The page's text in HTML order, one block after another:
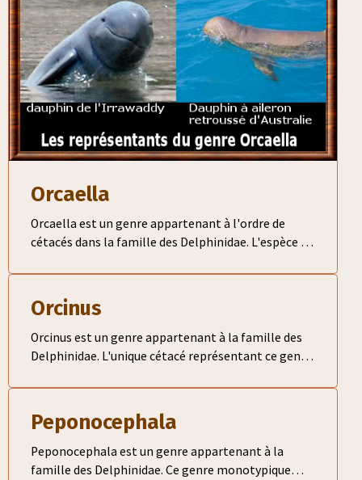
Orcaella
Orcaella est un genre appartenant à l'ordre de
cétacés dans la famille des Delphinidae. L'espèce la
brevirostris)
Orcinus
Orcinus est un genre appartenant à la famille des
Delphinidae. L'unique cétacé représentant ce genre
épaulard
Peponocephala
Peponocephala est un genre appartenant à la
famille des Delphinidae. Ce genre monotypique